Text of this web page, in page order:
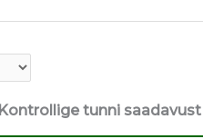
Kontrollige tunni